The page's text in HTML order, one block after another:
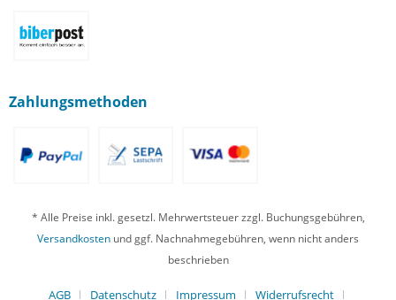
Zahlungsmethoden
* Alle Preise inkl. gesetzl. Mehrwertsteuer zzgl. Buchungsgebühren,
Versandkosten und ggf. Nachnahmegebühren, wenn nicht anders
beschrieben
AGB Datenschutz Impressum Widerrufsrecht